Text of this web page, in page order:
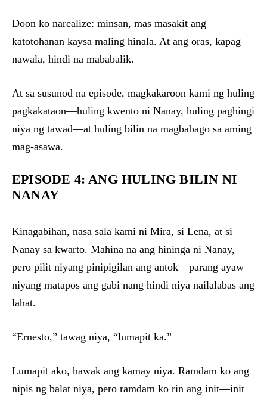
Doon ko narealize: minsan, mas masakit ang
katotohanan kaysa maling hinala. At ang oras, kapag
nawala, hindi na mababalik.
At sa susunod na episode, magkakaroon kami ng huling
pagkakataon—huling kwento ni Nanay, huling paghingi
niya ng tawad—at huling bilin na magbabago sa aming
mag-asawa.
EPISODE 4: ANG HULING BILIN NI
NANAY
Kinagabihan, nasa sala kami ni Mira, si Lena, at si
Nanay sa kwarto. Mahina na ang hininga ni Nanay,
pero pilit niyang pinipigilan ang antok—parang ayaw
niyang matapos ang gabi nang hindi niya nailalabas ang
lahat.
“Ernesto,” tawag niya, “lumapit ka.”
Lumapit ako, hawak ang kamay niya. Ramdam ko ang
nipis ng balat niya, pero ramdam ko rin ang init—init